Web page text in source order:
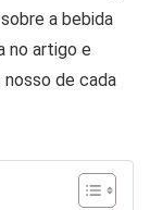
a bebida
no artigo e
de cada